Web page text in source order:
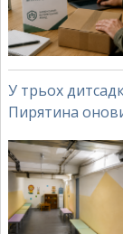
У трьох
Пирятина